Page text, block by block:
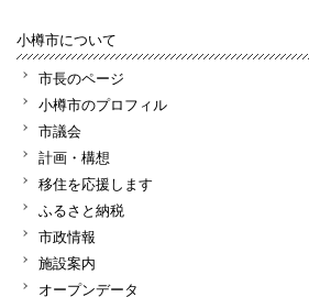
小樽市について
市長のページ
小樽市のプロフィル
市議会
計画・構想
移住を応援します
ふるさと納税
市政情報
施設案内
オープンデータ